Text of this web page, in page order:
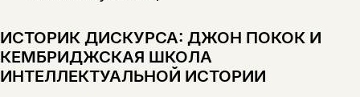
ИСТОРИК ДИСКУРСА: ДЖОН ПОКОК И
КЕМБРИДЖСКАЯ ШКОЛА
ИНТЕЛЛЕКТУАЛЬНОЙ ИСТОРИИ